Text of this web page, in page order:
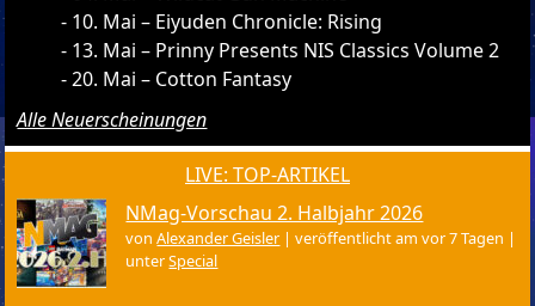
10. Mai – Eiyuden Chronicle: Rising
13. Mai – Prinny Presents NIS Classics Volume 2
20. Mai – Cotton Fantasy
Alle Neuerscheinungen
LIVE: TOP-ARTIKEL
NMag-Vorschau 2. Halbjahr 2026
vonAlexander Geisler |veröffentlicht am vor 7 Tagen |
unterSpecial